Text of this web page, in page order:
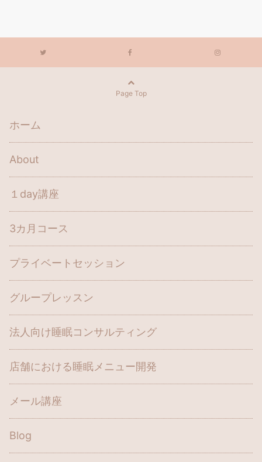
Page Top
ホーム
About
１day講座
3カ月コース
プライベートセッション
グループレッスン
法人向け睡眠コンサルティング
店舗における睡眠メニュー開発
メール講座
Blog